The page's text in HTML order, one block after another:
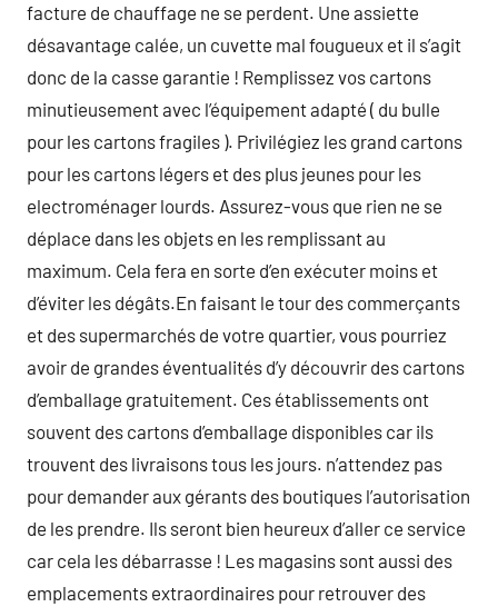
facture de chauffage ne se perdent. Une assiette
désavantage calée, un cuvette mal fougueux et il s’agit
donc de la casse garantie ! Remplissez vos cartons
minutieusement avec l’équipement adapté ( du bulle
pour les cartons fragiles ). Privilégiez les grand cartons
pour les cartons légers et des plus jeunes pour les
electroménager lourds. Assurez-vous que rien ne se
déplace dans les objets en les remplissant au
maximum. Cela fera en sorte d’en exécuter moins et
d’éviter les dégâts.En faisant le tour des commerçants
et des supermarchés de votre quartier, vous pourriez
avoir de grandes éventualités d’y découvrir des cartons
d’emballage gratuitement. Ces établissements ont
souvent des cartons d’emballage disponibles car ils
trouvent des livraisons tous les jours. n’attendez pas
pour demander aux gérants des boutiques l’autorisation
de les prendre. Ils seront bien heureux d’aller ce service
car cela les débarrasse ! Les magasins sont aussi des
emplacements extraordinaires pour retrouver des